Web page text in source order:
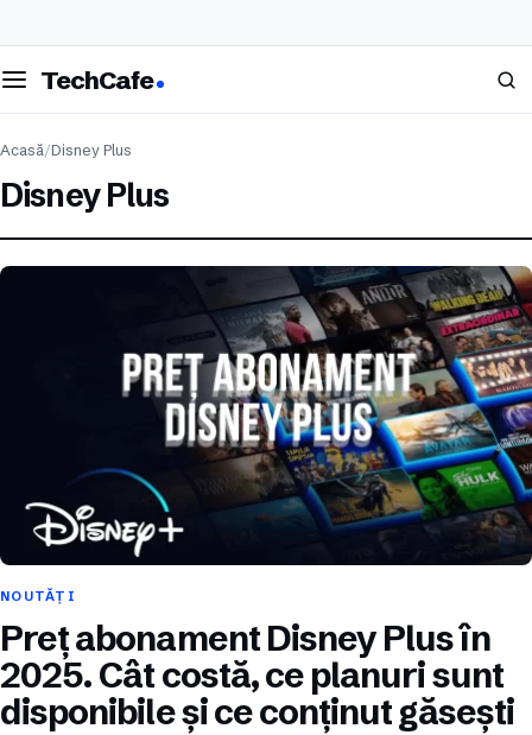
meniul
TechCafe Caută
Acasă/Disney Plus
Disney Plus
NOUTĂȚI
Preț abonament Disney Plus în
2025. Cât costă, ce planuri sunt
disponibile și ce conținut găsești